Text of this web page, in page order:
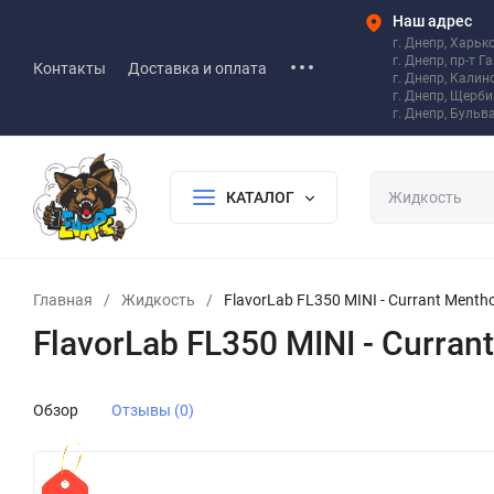
Контакты Доставка и оплата
Наш адрес
г. Днепр,
г. Днепр, пр-т
г. Днепр,
г. Днепр,
г. Днепр,
КАТАЛОГ
Главная / Жидкость / FlavorLab FL350 MINI - Currant
FlavorLab FL350 MINI -
Обзор Отзывы (0)